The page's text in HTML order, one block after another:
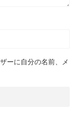
ーに自分の名前、メ